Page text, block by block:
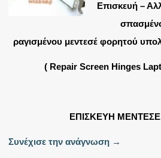
Επισκευή –
ραγισμένου μεντεσέ φορητού
( Repair Screen Hinges
ΕΠΙΣΚΕΥΗ ΜΕΝΤΕΣΕ
Συνέχισε την ανάγνωση →